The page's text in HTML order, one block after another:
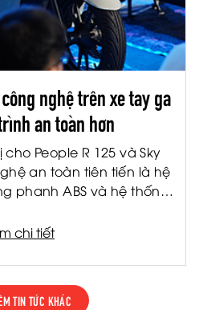
nghệ trên xe tay ga
an toàn hơn
People R 125 và Sky
an toàn tiên tiến là hệ
phanh ABS và hệ thống
rãi trên các dòng xe cao
nhiều tình huống vận
thực tế.
chi tiết
TIN TỨC KHÁC